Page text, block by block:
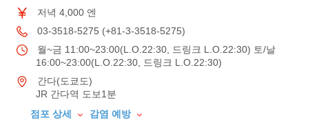
저녁 4,000 엔
03-3518-5275 (+81-3-3518-5275)
월~금 11:00~23:00(L.O.22:30, 드링크 L.O.22:30) 토/날
16:00~23:00(L.O.22:30, 드링크 L.O.22:30)
간다(도쿄도)
JR 간다역 도보1분
점포 상세
감염 예방